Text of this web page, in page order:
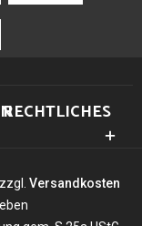
RECHTLICHES
Versandkosten